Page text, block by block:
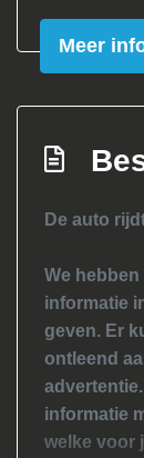
Airco
Meer
De auto
We
informatie
geven. Er
ontleend
informatie
welke voor